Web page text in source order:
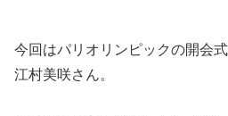
今回はパリオリンピックの開会
江村美咲さん。